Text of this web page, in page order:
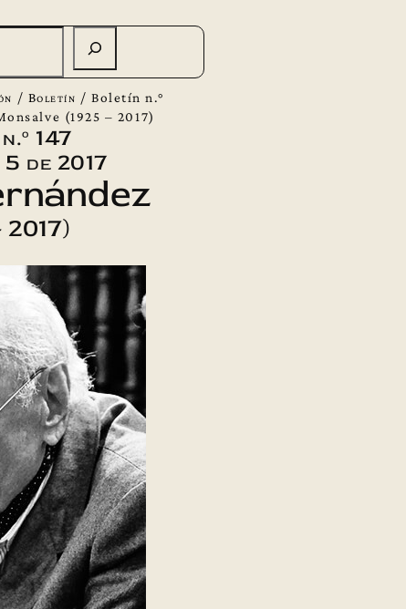
/ Boletín /Boletín n.°
(1925 – 2017)
147
de 2017
2017)